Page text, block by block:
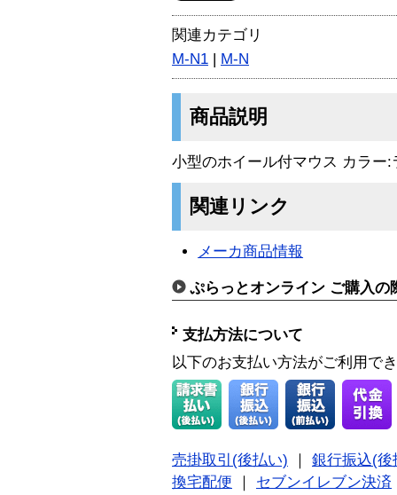
関連カテゴリ
M-N1 | M-N
商品説明
小型のホイール付マウス カラー:
関連リンク
メーカ商品情報
ぷらっとオンライン ご購入の
支払方法について
以下のお支払い方法がご利用で
売掛取引(後払い)
銀行振込(後
換宅配便
セブンイレブン決済